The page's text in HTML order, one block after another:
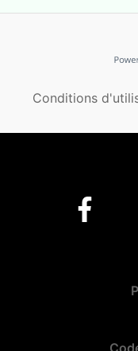
Conditions